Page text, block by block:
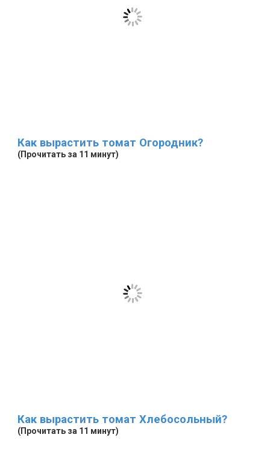
Как вырастить томат Огородник?
(Прочитать за 11 минут)
Как вырастить томат Хлебосольный?
(Прочитать за 11 минут)